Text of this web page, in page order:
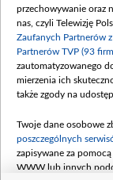
Data
Data
przechowywanie oraz
nas, czyli Telewizję
Zaufanych Partnerów
Partnerów TVP (93
zautomatyzowanego
mierzenia ich
także zgody na
Twoje dane osobowe
poszczególnych
zapisywane za
WWW lub innych